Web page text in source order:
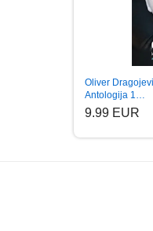
Oliver
Antologija 1…
9.99 EUR